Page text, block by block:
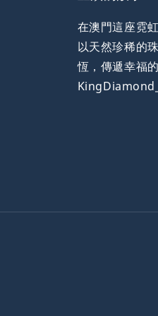
在澳門這座霓
以天然珍稀的
恆，傳遞幸福